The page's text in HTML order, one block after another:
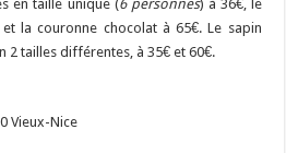
en taille unique (6 personnes) à 36€, le
la couronne chocolat à 65€. Le sapin
2 tailles différentes, à 35€ et 60€.
Vieux-Nice